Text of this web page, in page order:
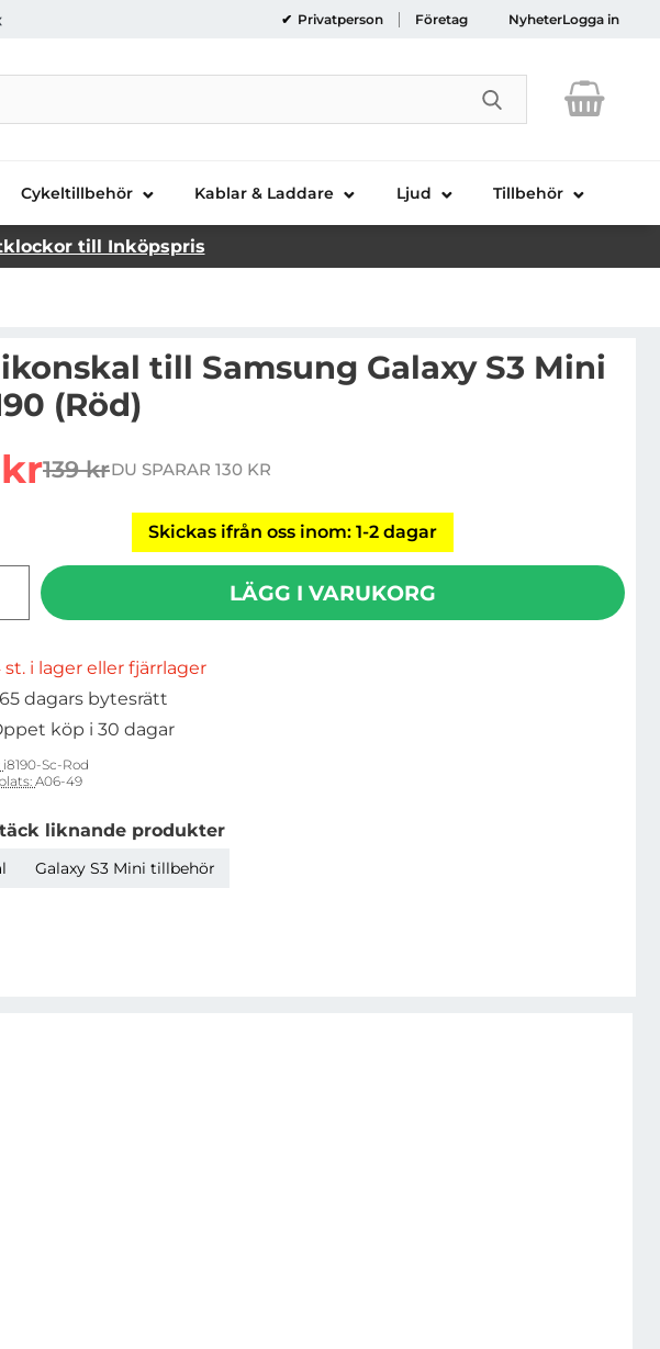
Privatperson Företag NyheterLogga in
Genomför
Cykeltillbehör Kablar & Laddare Ljud Tillbehör
till Inköpspris
till Samsung Galaxy S3 Mini
(Röd)
pris
tidigare pris
139 krDU SPARAR 130 KR
Skickas ifrån oss inom: 1-2 dagar
LÄGG I VARUKORG
st. i lager eller fjärrlager
dagars bytesrätt
köp i 30 dagar
i8190-Sc-Rod
A06-49
liknande produkter
Galaxy S3 Mini tillbehör